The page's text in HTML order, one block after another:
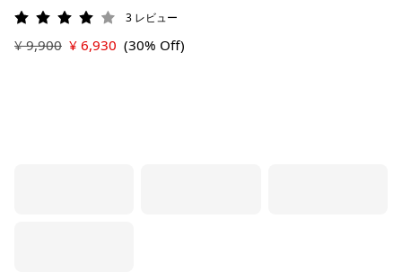
評価: 4 / 5 3 レビュー
¥ 9,900 ¥ 6,930 (30% Off)